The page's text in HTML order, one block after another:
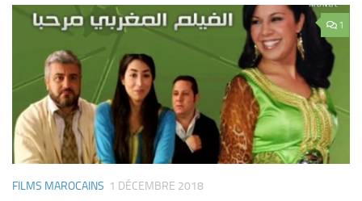
1
FILMS MAROCAINS 1 DÉCEMBRE 2018